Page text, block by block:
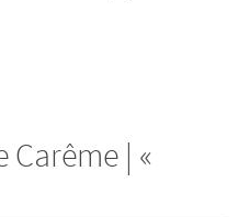
| «